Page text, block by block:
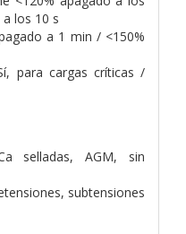
los 10 s
a 1 min / <150%
para cargas críticas /
selladas, AGM, sin
subtensiones